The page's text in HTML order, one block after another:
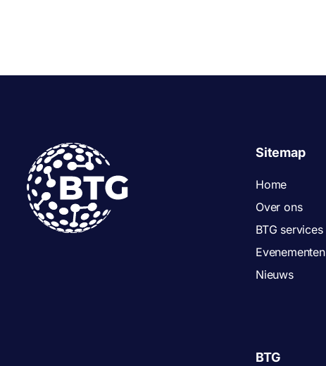
Sitemap
Home
Over ons
BTG services
Evenementen
Nieuws
BTG